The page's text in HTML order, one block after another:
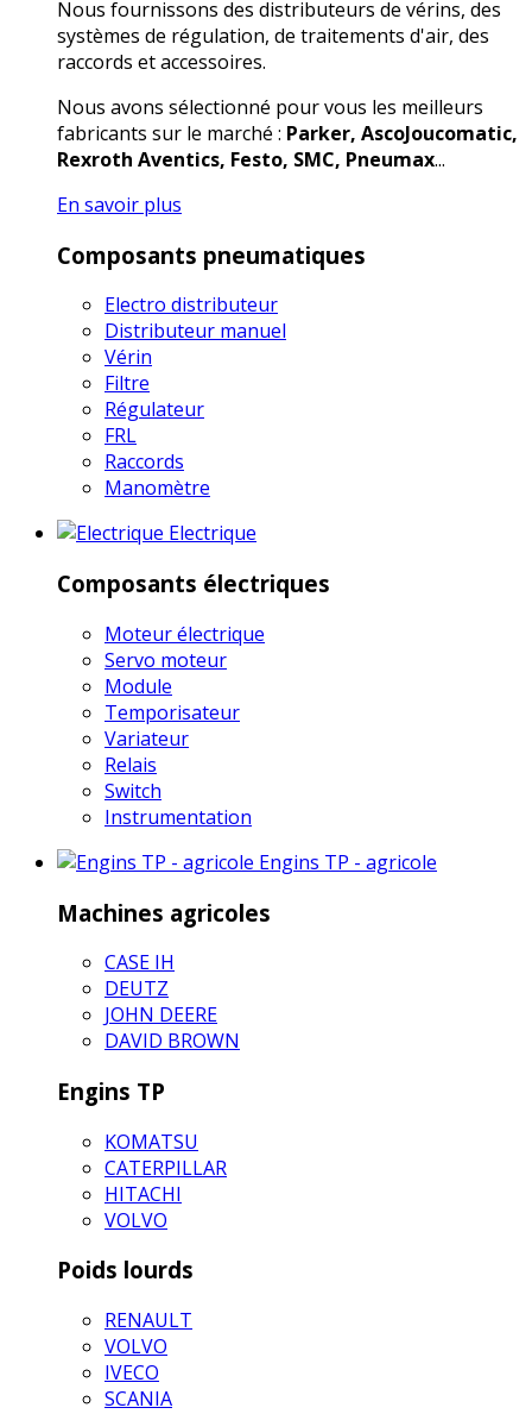
Nous fournissons des distributeurs de vérins, des
systèmes de régulation, de traitements d'air, des
raccords et accessoires.
Nous avons sélectionné pour vous les meilleurs
fabricants sur le marché : Parker, AscoJoucomatic,
Rexroth Aventics, Festo, SMC, Pneumax...
En savoir plus
Composants pneumatiques
Electro distributeur
Distributeur manuel
Vérin
Filtre
Régulateur
FRL
Raccords
Manomètre
Electrique
Composants électriques
Moteur électrique
Servo moteur
Module
Temporisateur
Variateur
Relais
Switch
Instrumentation
Engins TP - agricole
Machines agricoles
CASE IH
DEUTZ
JOHN DEERE
DAVID BROWN
Engins TP
KOMATSU
CATERPILLAR
HITACHI
VOLVO
Poids lourds
RENAULT
VOLVO
IVECO
SCANIA